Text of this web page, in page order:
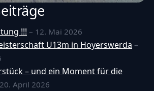
!!! – 12. Mai 2026
U13m in Hoyerswerda –
– und ein Moment für die
April 2026